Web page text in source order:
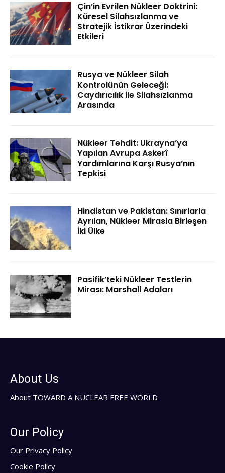
Çin’in Evrilen Nükleer Doktrini:
Küresel Silahsızlanma ve
Stratejik İstikrar Üzerindeki
Etkileri
Rusya ve Nükleer Silah
Kontrolünün Geleceği:
Caydırıcılık ile Silahsızlanma
Arasında
Nükleer Tehdit: Ukrayna’ya
Yapılan Avrupa Askerî
Yardımlarına Karşı Rusya’nın
Tepkisi
Hindistan ve Pakistan: Sınırlarla
Ayrılan, Nükleer Mirasla Birleşen
İki Ülke
Pasifik’teki Nükleer Testlerin
Mirası: Marshall Adaları
About Us
About TOWARD A NUCLEAR FREE WORLD
Our Policy
Our Privacy Policy
Cookie Policy